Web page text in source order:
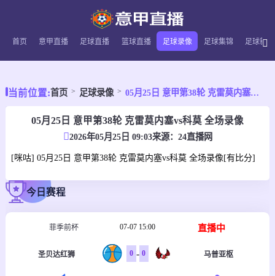
首页 意甲直播 足球直播 篮球直播 足球录像 足球集锦 足球新闻
当前位置:首页 足球录像 05月25日 意甲第38轮 克雷莫内塞vs科莫 全场录像
05月25日 意甲第38轮 克雷莫内塞vs科莫 全场录像
2026年05月25日 09:03来源： 24直播网
[咪咕] 05月25日 意甲第38轮 克雷莫内塞vs科莫 全场录像[有比分]
今日赛程
菲季前杯 07-07 15:00 直播中
圣贝达红狮 0 - 0 马普亚枢